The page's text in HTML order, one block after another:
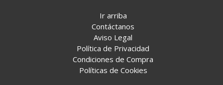
Ir arriba
Contáctanos
Aviso Legal
Política de Privacidad
Condiciones de Compra
Políticas de Cookies